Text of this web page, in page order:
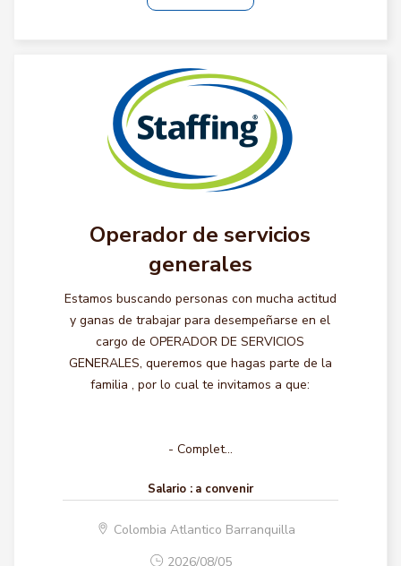
Operador de servicios
generales
Estamos buscando personas con mucha actitud
y ganas de trabajar para desempeñarse en el
cargo de OPERADOR DE SERVICIOS
GENERALES, queremos que hagas parte de la
familia , por lo cual te invitamos a que:
- Complet...
Salario : a convenir
Colombia Atlantico Barranquilla
2026/08/05